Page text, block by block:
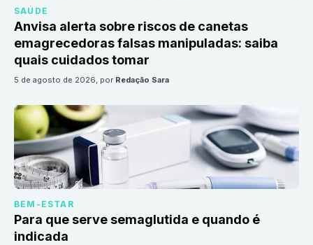
SAÚDE
Anvisa alerta sobre riscos de canetas
emagrecedoras falsas manipuladas: saiba
quais cuidados tomar
5 de agosto de 2026, por Redação Sara
BEM-ESTAR
Para que serve semaglutida e quando é
indicada